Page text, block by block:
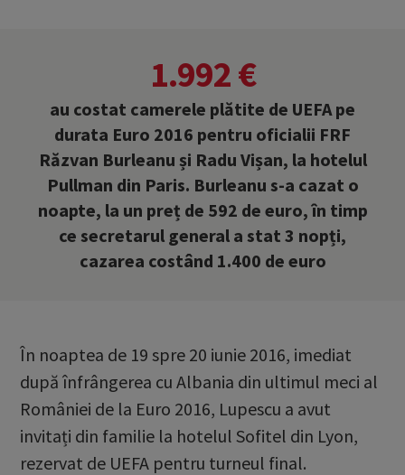
1.992 €
au costat camerele plătite de UEFA pe
durata Euro 2016 pentru oficialii FRF
Răzvan Burleanu și Radu Vișan, la hotelul
Pullman din Paris. Burleanu s-a cazat o
noapte, la un preț de 592 de euro, în timp
ce secretarul general a stat 3 nopți,
cazarea costând 1.400 de euro
În noaptea de 19 spre 20 iunie 2016, imediat
după înfrângerea cu Albania din ultimul meci al
României de la Euro 2016, Lupescu a avut
invitați din familie la hotelul Sofitel din Lyon,
rezervat de UEFA pentru turneul final.